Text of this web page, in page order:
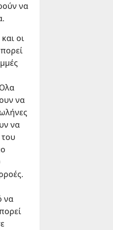
να
οι
να
να
να